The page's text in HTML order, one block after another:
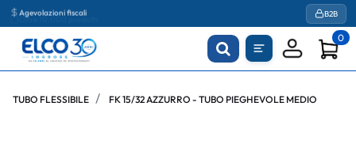
Agevolazioni fiscali B2B
0
TUBO FLESSIBILE FK 15/32 AZZURRO - TUBO PIEGHEVOLE MEDIO